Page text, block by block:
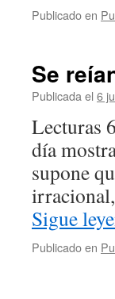
Publicado en
Se
Publicada el 6
Lecturas
día
supone
Sigue
Publicado en